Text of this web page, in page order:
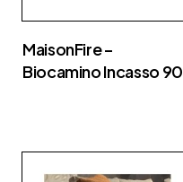
MaisonFire –
Biocamino Incasso 90